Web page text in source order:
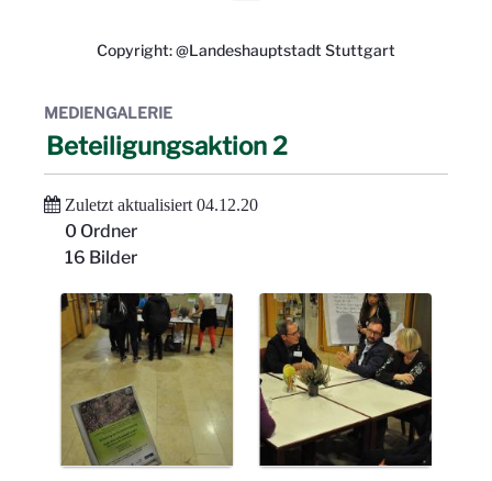
Copyright: @Landeshauptstadt Stuttgart
MEDIENGALERIE
Beteiligungsaktion 2
Zuletzt aktualisiert 04.12.20
0 Ordner
16 Bilder